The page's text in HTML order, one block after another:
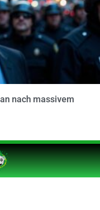
nach massivem